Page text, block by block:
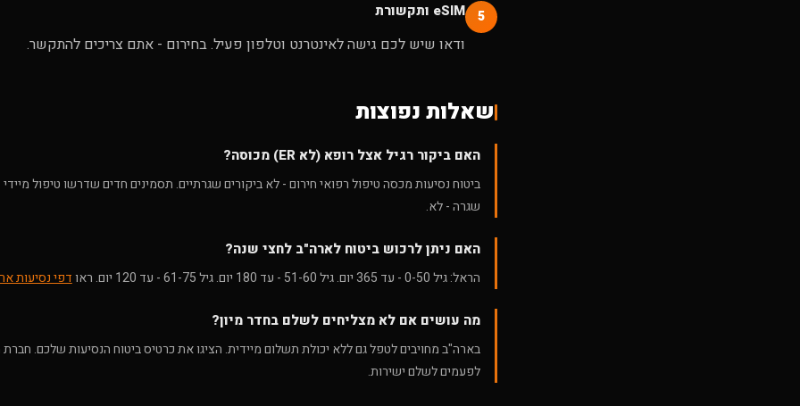
5 eSIM ותקשורת
ודאו שיש לכם גישה לאינטרנט וטלפון פעיל. בחירום - אתם צריכים להתקשר.
שאלות נפוצות
האם ביקור רגיל אצל רופא (לא ER) מכוסה?
ביטוח נסיעות מכסה טיפול רפואי חירום - לא ביקורים שגרתיים. תסמינים חדים שדרשו טיפול
שגרה - לא.
האם ניתן לרכוש ביטוח לארה"ב לחצי שנה?
הראל: גיל 0-50 - עד 365 יום. גיל 51-60 - עד 180 יום. גיל 61-75 - עד 120 יום. ראו דפי נסיעות
מה עושים אם לא מצליחים לשלם בחדר מיון?
בארה"ב מחויבים לטפל גם ללא יכולת תשלום מיידית. הציגו את כרטיס ביטוח הנסיעות שלכם. חברת
לפעמים לשלם ישירות.